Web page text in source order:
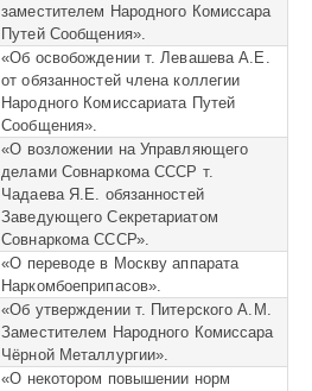
заместителем Народного Комиссара
Путей Сообщения».
«Об освобождении т. Левашева А.Е.
от обязанностей члена коллегии
Народного Комиссариата Путей
Сообщения».
«О возложении на Управляющего
делами Совнаркома СССР т.
Чадаева Я.Е. обязанностей
Заведующего Секретариатом
Совнаркома СССР».
«О переводе в Москву аппарата
Наркомбоеприпасов».
«Об утверждении т. Питерского А.М.
Заместителем Народного Комиссара
Чёрной Металлургии».
«О некотором повышении норм